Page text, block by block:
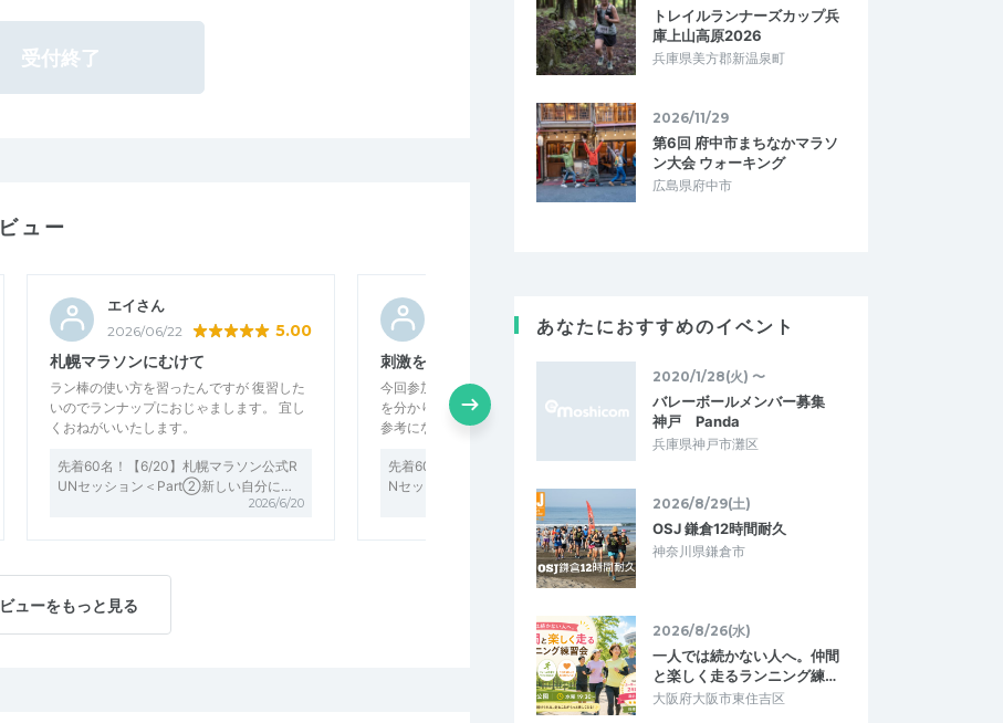
受付終了
ュー
エイさん
2026/06/22 5.00
札幌マラソンにむけて
ラン棒の使い方を習ったんですが 復習した
いのでランナップにおじゃまします。 宜し
くおねがいいたします。
先着60名！【6/20】札幌マラソン公式R
UNセッション＜Part②新しい自分に…
2026/6/20
2026/06/08 5.00
刺激をうけました！
今回参加しまして、講師より専門的なお話
を分かりやすく説明していただき、とても
参考になりました。想像よりも奥が深く…
先着60名！【6/6】札幌マラソン公式RU
Nセッション＜Part①限界の先を知る…
2026/6/6
2026/05/30
自分は走るのが苦手ですが、散歩で長い距
離は歩けるので、ちょっとしたチャレンジ
として参加してみました。事前に山道が…
ューをもっと見る
トレイルランナーズカップ兵
庫上山高原2026
兵庫県美方郡新温泉町
2026/11/29
第6回 府中市まちなかマラソ
ン大会 ウォーキング
広島県府中市
あなたにおすすめのイベント
2020/1/28(火) 〜
バレーボールメンバー募集
神戸 Panda
兵庫県神戸市灘区
2026/8/29(土)
OSJ 鎌倉12時間耐久
神奈川県鎌倉市
2026/8/26(水)
一人では続かない人へ。仲間
と楽しく走るランニング練…
大阪府大阪市東住吉区